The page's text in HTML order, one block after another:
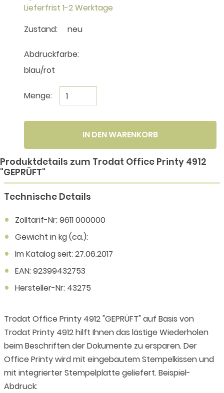
Lieferfrist 1-2 Werktage
Zustand:
neu
Abdruckfarbe:
blau/rot
Menge:
IN DEN WARENKORB
Produktdetails zum Trodat Office Printy 4912
"GEPRÜFT"
Technische Details
Zolltarif-Nr: 9611 000000
Gewicht in kg (ca.):
Im Katalog seit: 27.06.2017
EAN: 92399432753
Hersteller-Nr: 43275
Trodat Office Printy 4912 "GEPRÜFT" auf Basis von
Trodat Printy 4912 hilft Ihnen das lästige Wiederholen
beim Beschriften der Dokumente zu ersparen. Der
Office Printy wird mit eingebautem Stempelkissen und
mit integrierter Stempelplatte geliefert. Beispiel-
Abdruck: